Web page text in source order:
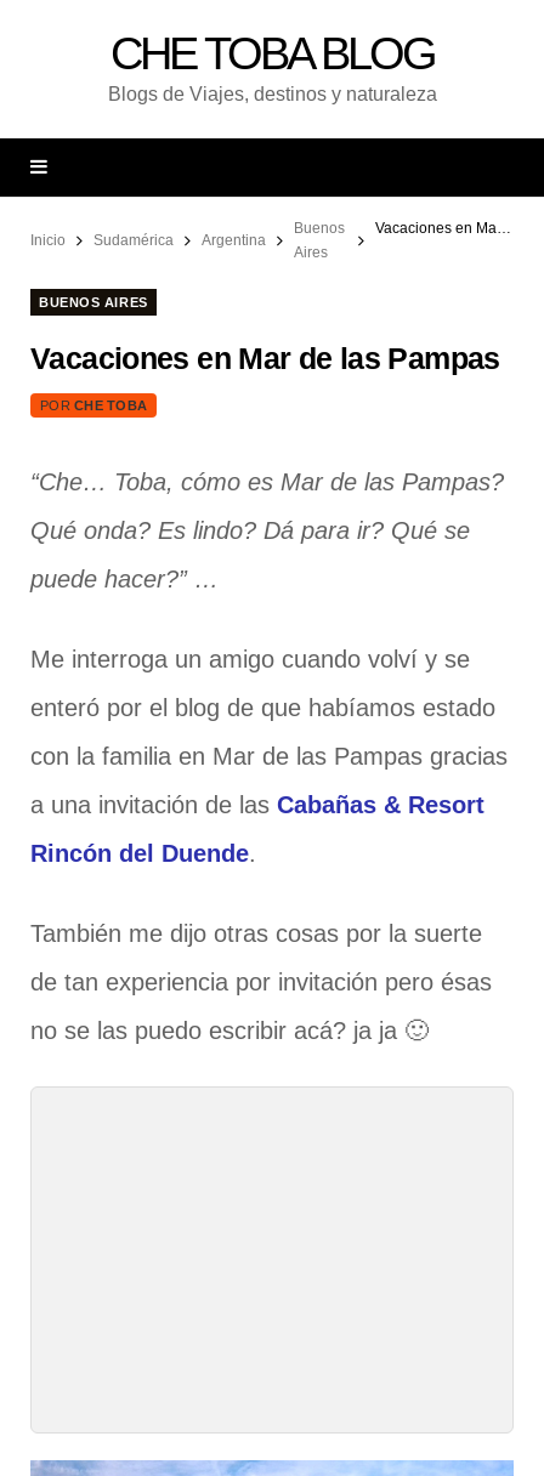
CHE TOBA BLOG
Blogs de Viajes, destinos y naturaleza
Inicio Sudamérica Argentina
Buenos
Aires
Vacaciones en Mar de las Pampas
BUENOS AIRES
Vacaciones en Mar de las Pampas
POR CHE TOBA
“Che… Toba, cómo es Mar de las Pampas?
Qué onda? Es lindo? Dá para ir? Qué se
puede hacer?” …
Me interroga un amigo cuando volví y se
enteró por el blog de que habíamos estado
con la familia en Mar de las Pampas gracias
a una invitación de las Cabañas & Resort
Rincón del Duende.
También me dijo otras cosas por la suerte
de tan experiencia por invitación pero ésas
no se las puedo escribir acá? ja ja 🙂